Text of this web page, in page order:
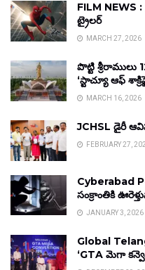
FILM NEWS
ట్రైలర్
MARCH 27, 2026
పొట్టి
‘స్టాచ్యూ ఆఫ్
MARCH 16, 2026
JCHSL డైరీ
FEBRUARY 27,
Cyberabad
సంక్రాంతికి
JANUARY 3, 2026
Global
‘GTA మెగా